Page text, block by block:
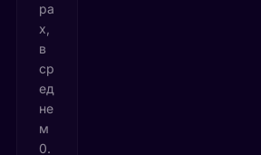
ра
х,
в
ср
ед
не
м
0.